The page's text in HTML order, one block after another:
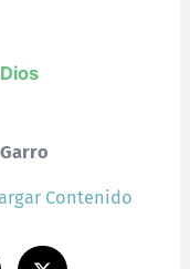
Contenido